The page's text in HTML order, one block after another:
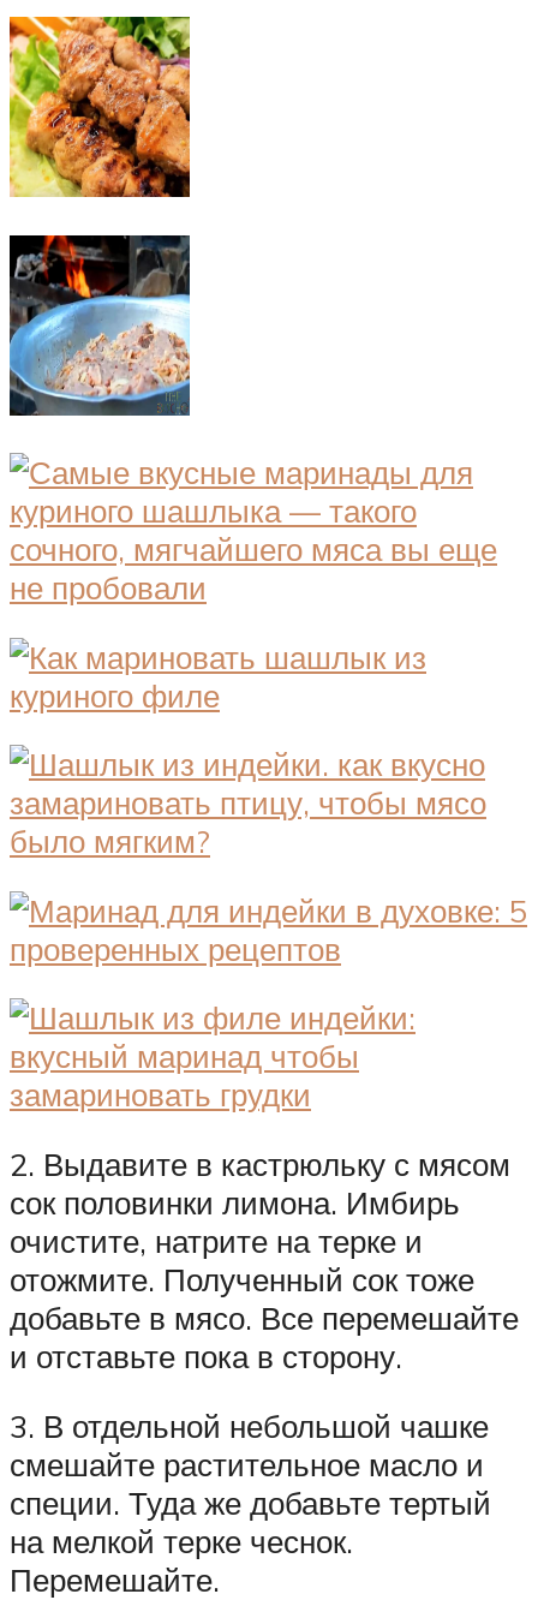
2. Выдавите в кастрюльку с мясом
сок половинки лимона. Имбирь
очистите, натрите на терке и
отожмите. Полученный сок тоже
добавьте в мясо. Все перемешайте
и отставьте пока в сторону.
3. В отдельной небольшой чашке
смешайте растительное масло и
специи. Туда же добавьте тертый
на мелкой терке чеснок.
Перемешайте.